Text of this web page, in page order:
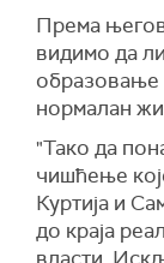
Према
видимо да
образовање
нормалан
"Тако да
чишћење
Куртија и
до краја